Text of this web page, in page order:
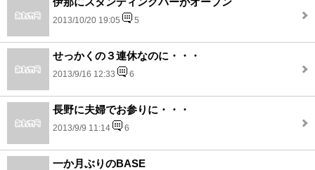
2013/10/20 19:05 5
せっかくの３連休なのに・・・
2013/9/16 12:33 6
長野に夫婦でお参りに・・・
2013/9/9 11:14 6
一か月ぶりのBASE